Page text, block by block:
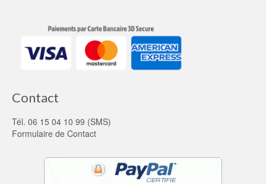
Contact
Tél. 06 15 04 10 99 (SMS)
Formulaire de Contact